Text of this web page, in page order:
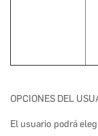
OPCIONES DEL
El usuario podrá